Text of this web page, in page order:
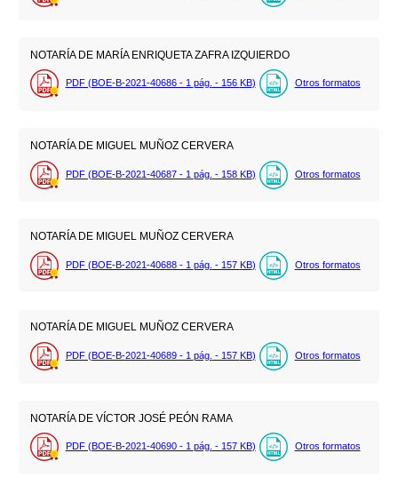
NOTARÍA DE MARÍA ENRIQUETA ZAFRA IZQUIERDO
PDF (BOE-B-2021-40686 - 1 pág. - 156 KB) Otros formatos
NOTARÍA DE MIGUEL MUÑOZ CERVERA
PDF (BOE-B-2021-40687 - 1 pág. - 158 KB) Otros formatos
NOTARÍA DE MIGUEL MUÑOZ CERVERA
PDF (BOE-B-2021-40688 - 1 pág. - 157 KB) Otros formatos
NOTARÍA DE MIGUEL MUÑOZ CERVERA
PDF (BOE-B-2021-40689 - 1 pág. - 157 KB) Otros formatos
NOTARÍA DE VÍCTOR JOSÉ PEÓN RAMA
PDF (BOE-B-2021-40690 - 1 pág. - 157 KB) Otros formatos